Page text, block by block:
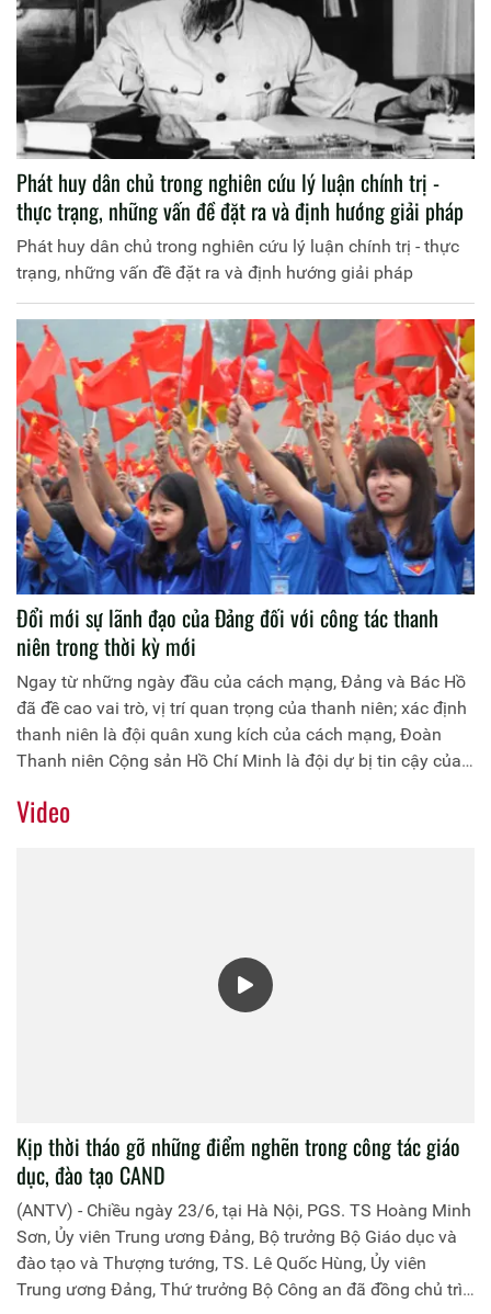
Phát huy dân chủ trong nghiên cứu lý luận chính trị -
thực trạng, những vấn đề đặt ra và định hướng giải pháp
Phát huy dân chủ trong nghiên cứu lý luận chính trị - thực
trạng, những vấn đề đặt ra và định hướng giải pháp
Đổi mới sự lãnh đạo của Ðảng đối với công tác thanh
niên trong thời kỳ mới
Ngay từ những ngày đầu của cách mạng, Ðảng và Bác Hồ
đã đề cao vai trò, vị trí quan trọng của thanh niên; xác định
thanh niên là đội quân xung kích của cách mạng, Ðoàn
Thanh niên Cộng sản Hồ Chí Minh là đội dự bị tin cậy của
là một trong những nhân tố quyết định thành bại của cách
Video
Kịp thời tháo gỡ những điểm nghẽn trong công tác giáo
dục, đào tạo CAND
(ANTV) - Chiều ngày 23/6, tại Hà Nội, PGS. TS Hoàng Minh
Sơn, Ủy viên Trung ương Đảng, Bộ trưởng Bộ Giáo dục và
đào tạo và Thượng tướng, TS. Lê Quốc Hùng, Ủy viên
Trung ương Đảng, Thứ trưởng Bộ Công an đã đồng chủ trì